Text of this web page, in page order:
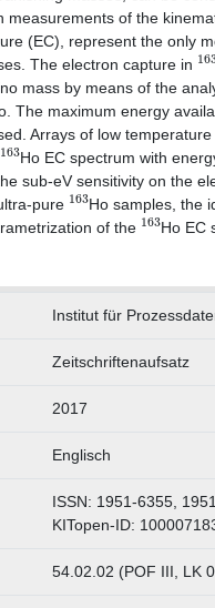
of the
(EC), represent the only
The electron capture in
mass by means of the
The maximum energy
Arrays of low
163Ho EC spectrum with
sub-eV sensitivity on the
pure 163Ho samples, the
of the 163Ho EC
Institut für
Zeitschriftenaufsatz
2017
Englisch
ISSN: 1951-6355,
KITopen-ID:
54.02.02 (POF III, LK